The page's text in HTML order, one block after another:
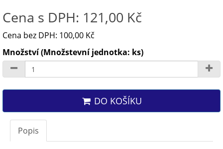
Cena s DPH: 121,00 Kč
Cena bez DPH: 100,00 Kč
Množství (Množstevní jednotka: ks)
DO KOŠÍKU
Popis